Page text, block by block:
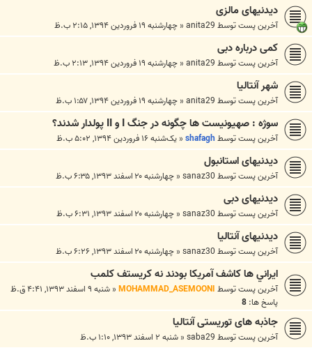
دیدنیهای مالزی
آخرین پست توسطanita29
« چهارشنبه ۱۹ فروردین ۱۳۹۴, ۲:۱۵ ب.ظ
کمی درباره دبی
آخرین پست توسطanita29
« چهارشنبه ۱۹ فروردین ۱۳۹۴, ۲:۱۳ ب.ظ
شهر آنتالیا
آخرین پست توسطanita29
« چهارشنبه ۱۹ فروردین ۱۳۹۴, ۱:۵۷ ب.ظ
سوژه : صهیونیست ها چگونه در جنگ I و II پولدار شدند؟
آخرین پست توسطshafagh
« یک‌شنبه ۱۶ فروردین ۱۳۹۴, ۵:۰۲ ب.ظ
دیدنیهای استانبول
آخرین پست توسطsanaz30
« چهارشنبه ۲۰ اسفند ۱۳۹۳, ۶:۳۵ ب.ظ
دیدنیهای دبی
آخرین پست توسطsanaz30
« چهارشنبه ۲۰ اسفند ۱۳۹۳, ۶:۳۱ ب.ظ
دیدنیهای آنتالیا
آخرین پست توسطsanaz30
« چهارشنبه ۲۰ اسفند ۱۳۹۳, ۶:۲۶ ب.ظ
ايراني ها كاشف آمريكا بودند نه كريستف كلمب
آخرین پست توسطMOHAMMAD_ASEMOONI
« شنبه ۹ اسفند ۱۳۹۳, ۴:۴۱ ق.ظ
پاسخ ها: 8
جاذبه های توریستی آنتالیا
آخرین پست توسطsaba29
« شنبه ۲ اسفند ۱۳۹۳, ۱:۱۰ ب.ظ